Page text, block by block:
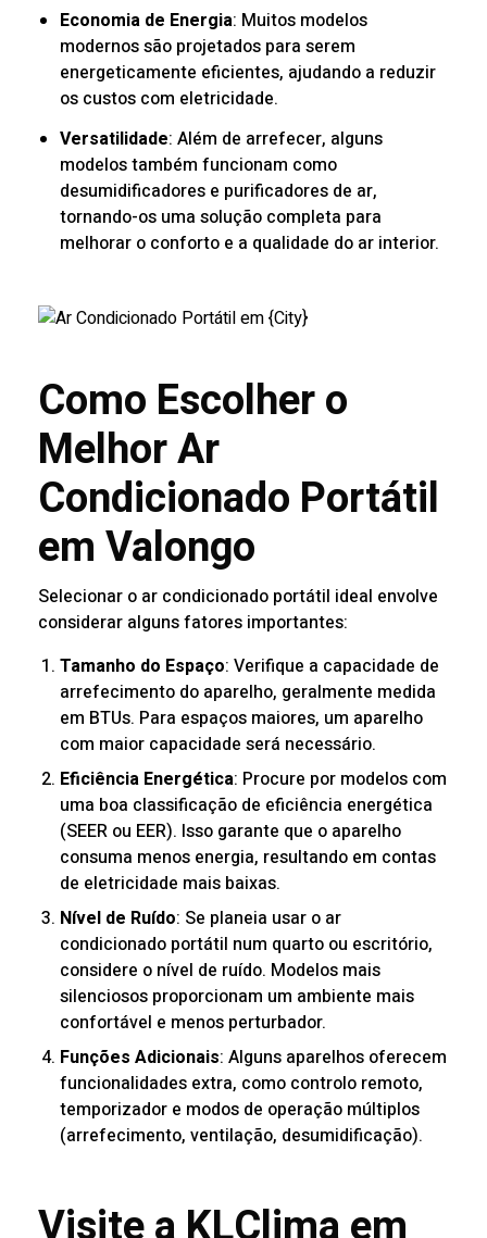
Economia de Energia: Muitos modelos
modernos são projetados para serem
energeticamente eficientes, ajudando a reduzir
os custos com eletricidade.
Versatilidade: Além de arrefecer, alguns
modelos também funcionam como
desumidificadores e purificadores de ar,
tornando-os uma solução completa para
melhorar o conforto e a qualidade do ar interior.
Como Escolher o
Melhor Ar
Condicionado Portátil
em Valongo
Selecionar o ar condicionado portátil ideal envolve
considerar alguns fatores importantes:
Tamanho do Espaço: Verifique a capacidade de
arrefecimento do aparelho, geralmente medida
em BTUs. Para espaços maiores, um aparelho
com maior capacidade será necessário.
Eficiência Energética: Procure por modelos com
uma boa classificação de eficiência energética
(SEER ou EER). Isso garante que o aparelho
consuma menos energia, resultando em contas
de eletricidade mais baixas.
Nível de Ruído: Se planeia usar o ar
condicionado portátil num quarto ou escritório,
considere o nível de ruído. Modelos mais
silenciosos proporcionam um ambiente mais
confortável e menos perturbador.
Funções Adicionais: Alguns aparelhos oferecem
funcionalidades extra, como controlo remoto,
temporizador e modos de operação múltiplos
(arrefecimento, ventilação, desumidificação).